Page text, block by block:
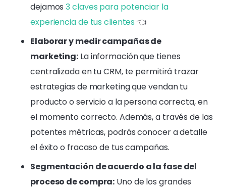
dejamos3 claves para potenciar la
experiencia de tus clientes 👈
Elaborar y medir campañas de
marketing: La información que tienes
centralizada en tu CRM, te permitirá trazar
estrategias de marketing que vendan tu
producto o servicio a la persona correcta, en
el momento correcto. Además, a través de las
potentes métricas, podrás conocer a detalle
el éxito o fracaso de tus campañas.
Segmentación de acuerdo a la fase del
proceso de compra: Uno de los grandes